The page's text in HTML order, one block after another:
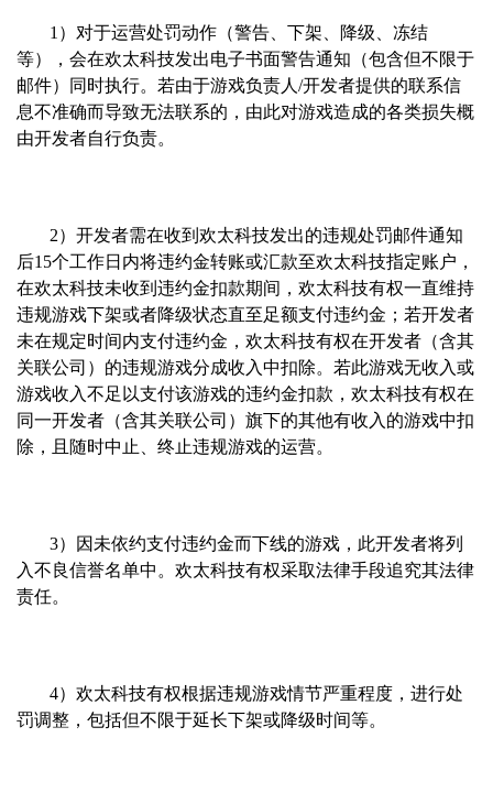
1）对于运营处罚动作（警告、下架、降级、冻结
等），会在欢太科技发出电子书面警告通知（包含但不限于
邮件）同时执行。若由于游戏负责人/开发者提供的联系信
息不准确而导致无法联系的，由此对游戏造成的各类损失概
由开发者自行负责。
2）开发者需在收到欢太科技发出的违规处罚邮件通知
后15个工作日内将违约金转账或汇款至欢太科技指定账户，
在欢太科技未收到违约金扣款期间，欢太科技有权一直维持
违规游戏下架或者降级状态直至足额支付违约金；若开发者
未在规定时间内支付违约金，欢太科技有权在开发者（含其
关联公司）的违规游戏分成收入中扣除。若此游戏无收入或
游戏收入不足以支付该游戏的违约金扣款，欢太科技有权在
同一开发者（含其关联公司）旗下的其他有收入的游戏中扣
除，且随时中止、终止违规游戏的运营。
3）因未依约支付违约金而下线的游戏，此开发者将列
入不良信誉名单中。欢太科技有权采取法律手段追究其法律
责任。
4）欢太科技有权根据违规游戏情节严重程度，进行处
罚调整，包括但不限于延长下架或降级时间等。